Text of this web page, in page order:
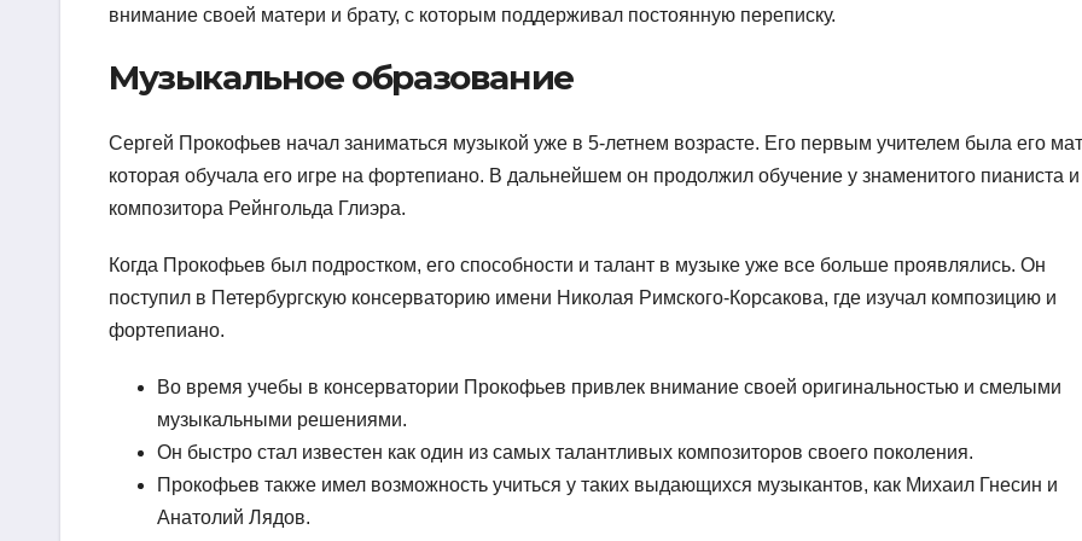
внимание своей матери и брату, с которым поддерживал постоянную переписку.
Музыкальное образование
Сергей Прокофьев начал заниматься музыкой уже в 5-летнем возрасте. Его первым учителем была его
которая обучала его игре на фортепиано. В дальнейшем он продолжил обучение у знаменитого пианиста и
композитора Рейнгольда Глиэра.
Когда Прокофьев был подростком, его способности и талант в музыке уже все больше проявлялись. Он
поступил в Петербургскую консерваторию имени Николая Римского-Корсакова, где изучал композицию и
фортепиано.
Во время учебы в консерватории Прокофьев привлек внимание своей оригинальностью и смелыми
музыкальными решениями.
Он быстро стал известен как один из самых талантливых композиторов своего поколения.
Прокофьев также имел возможность учиться у таких выдающихся музыкантов, как Михаил Гнесин и
Анатолий Лядов.